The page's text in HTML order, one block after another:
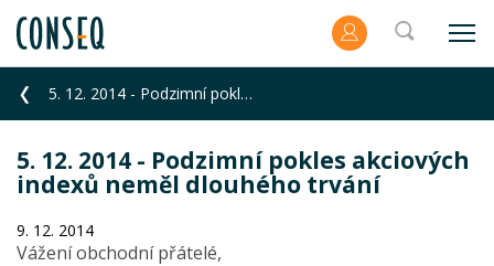
5. 12. 2014 - Podzimní pokles akciových indexů neměl dlouhého trvání
5. 12. 2014 - Podzimní pokles akciových
indexů neměl dlouhého trvání
9. 12. 2014
Vážení obchodní přátelé,